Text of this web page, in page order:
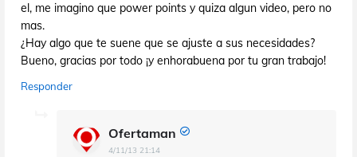
el, me imagino que power points y quiza algun video, pero no
mas.
¿Hay algo que te suene que se ajuste a sus necesidades?
Bueno, gracias por todo ¡y enhorabuena por tu gran trabajo!
Responder
Ofertaman
4/11/13 21:14